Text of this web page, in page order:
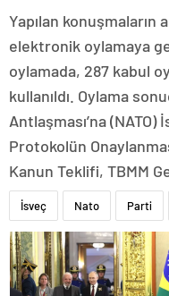
Yapılan
elektronik oylamaya
oylamada, 287 kabul
kullanıldı. Oylama
Antlaşması’na (NATO)
Protokolün
Kanun Teklifi, TBMM
İsveç Nato Parti